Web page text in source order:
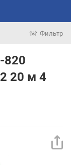
Фильтр
820
20 м 4